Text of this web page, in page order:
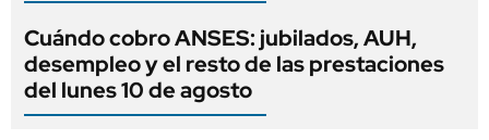
Cuándo cobro ANSES: jubilados, AUH,
desempleo y el resto de las prestaciones
del lunes 10 de agosto